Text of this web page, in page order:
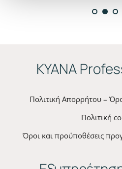
ΚYANA
Πολιτική Απορρήτου –
Πολιτική
Όροι και προϋποθέσεις